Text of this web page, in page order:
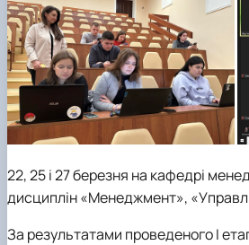
22, 25 і 27 березня на кафедрі
дисциплін «Менеджмент»,
За результатами проведеного І